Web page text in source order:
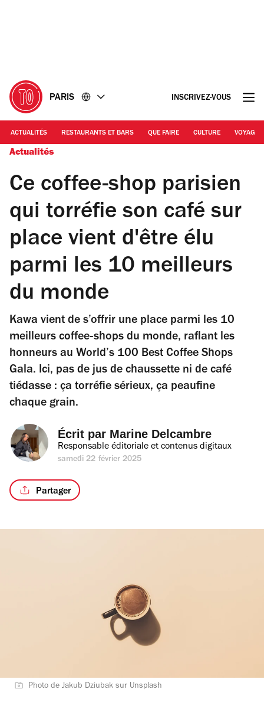
PARIS INSCRIVEZ-VOUS
ACTUALITÉS RESTAURANTS ET BARS QUE FAIRE CULTURE VOYAGE
Actualités
Ce coffee-shop parisien
qui torréfie son café sur
place vient d'être élu
parmi les 10 meilleurs
du monde
Kawa vient de s’offrir une place parmi les 10
meilleurs coffee-shops du monde, raflant les
honneurs au World’s 100 Best Coffee Shops
Gala. Ici, pas de jus de chaussette ni de café
tiédasse : ça torréfie sérieux, ça peaufine
chaque grain.
Écrit par Marine Delcambre
Responsable éditoriale et contenus digitaux
samedi 22 février 2025
Partager
Photo de Jakub Dziubak sur Unsplash